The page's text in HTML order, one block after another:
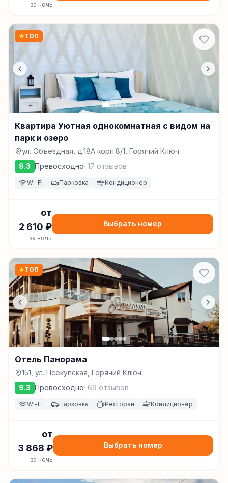
за ночь
★ТОП
Квартира Уютная однокомнатная с видом на
парк и озеро
ул. Объездная, д.18А корп.8/1, Горячий Ключ
9.3 Превосходно· 17 отзывов
Wi-Fi Парковка Кондиционер
от
2 610 ₽
за ночь
Выбрать номер
★ТОП
Отель Панорама
151, ул. Псекупская, Горячий Ключ
9.3 Превосходно· 69 отзывов
Wi-Fi Парковка Ресторан Кондиционер
от
3 868 ₽
за ночь
Выбрать номер